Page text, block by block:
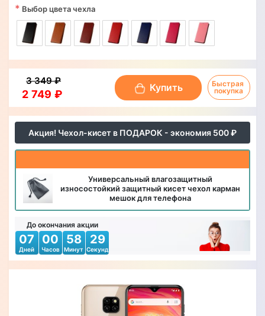
Акция! Чехол-кисет в ПОДАРОК - экономия 500 ₽
Универсальный влагозащитный
износостойкий защитный кисет чехол карман
мешок для телефона
До окончания акции
07
Дней
00
Часов
58
Минут
27
Секунд
* Выбор цвета чехла
2 749 ₽
3 349 ₽
Купить
Быстрая
покупка